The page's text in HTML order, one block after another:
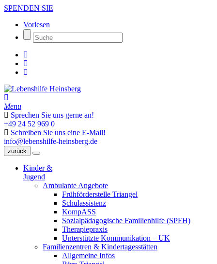
SPENDEN SIE
Vorlesen
Menu
Sprechen Sie uns gerne an!
+49 24 52 969 0
Schreiben Sie uns eine E-Mail!
info@lebenshilfe-heinsberg.de
zurück
Kinder &
Jugend
Ambulante Angebote
Frühförderstelle Triangel
Schulassistenz
KompASS
Sozialpädagogische Familienhilfe (SPFH)
Therapiepraxis
Unterstützte Kommunikation – UK
Familienzentren & Kindertagesstätten
Allgemeine Infos